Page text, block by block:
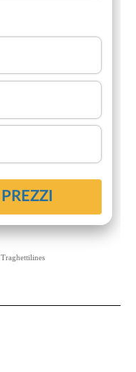
Traghettilines